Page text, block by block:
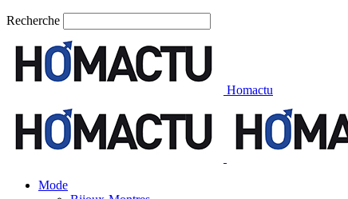
Recherche
Homactu
Mode